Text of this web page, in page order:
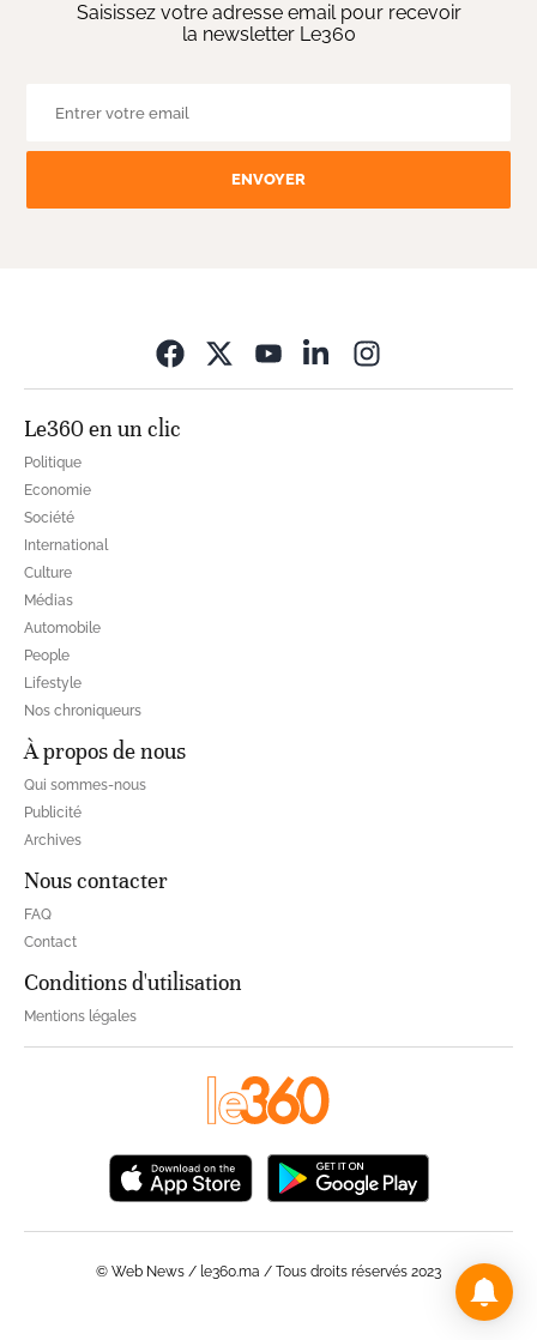
Saisissez votre adresse email pour recevoir
la newsletter Le360
ENVOYER
Le360 en un clic
Politique
Economie
Société
International
Culture
Médias
Automobile
People
Lifestyle
Nos chroniqueurs
À propos de nous
Qui sommes-nous
Publicité
Archives
Nous contacter
FAQ
Contact
Conditions d'utilisation
Mentions légales
© Web News / le360.ma / Tous droits réservés 2023